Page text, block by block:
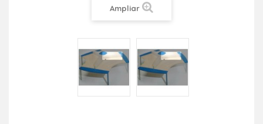
Ampliar